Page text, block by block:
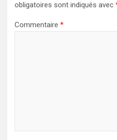
obligatoires sont indiqués avec
Commentaire *